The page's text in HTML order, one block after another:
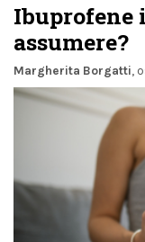
Ibuprofene
assumere?
Margherita Borgatti,